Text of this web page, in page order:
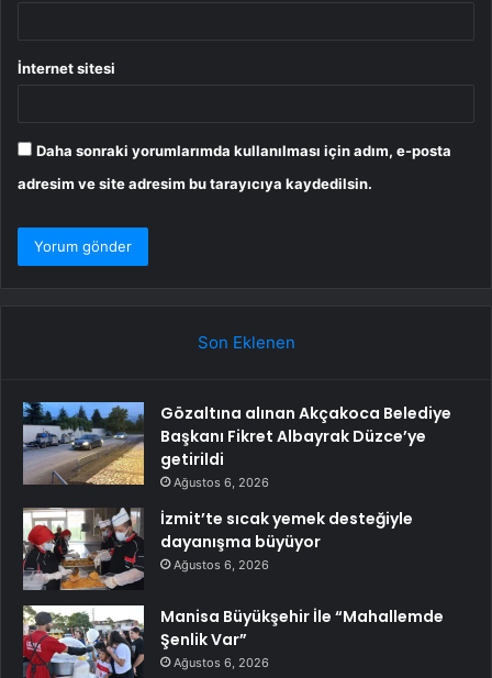
İnternet sitesi
Daha sonraki yorumlarımda kullanılması için adım, e-posta
adresim ve site adresim bu tarayıcıya kaydedilsin.
Son Eklenen
Gözaltına alınan Akçakoca Belediye
Başkanı Fikret Albayrak Düzce’ye
getirildi
Ağustos 6, 2026
İzmit’te sıcak yemek desteğiyle
dayanışma büyüyor
Ağustos 6, 2026
Manisa Büyükşehir İle “Mahallemde
Şenlik Var”
Ağustos 6, 2026